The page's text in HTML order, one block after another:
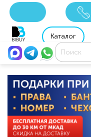
8 800 201 92 06
Каталог